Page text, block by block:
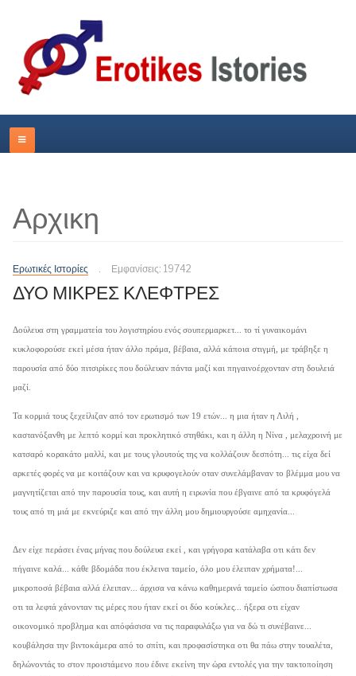
Αρχικη
Ερωτικές Ιστορίες Εμφανίσεις: 19742
ΔΥΟ ΜΙΚΡΕΣ ΚΛΕΦΤΡΕΣ
Δούλευα στη γραμματεία του λογιστηρίου ενός σουπερμαρκετ... το τί γυναικομάνι
κυκλοφορούσε εκεί μέσα ήταν άλλο πράμα, βέβαια, αλλά κάποια στιγμή, με τράβηξε η
παρουσία από δύο πιτσιρίκες που δούλευαν πάντα μαζί και πηγαινοέρχονταν στη δουλειά
μαζί.
Τα κορμιά τους ξεχείλιζαν από τον ερωτισμό των 19 ετών... η μια ήταν η Λιλή ,
καστανόξανθη με λεπτό κορμί και προκλητικό στηθάκι, και η άλλη η Νίνα , μελαχροινή με
κατσαρό κορακάτο μαλλί, και με τους γλουτούς της να κολλάζουν δεσπότη... τις είχα δεί
αρκετές φορές να με κοιτάζουν και να κρυφογελούν οταν συνελάμβαναν το βλέμμα μου να
μαγνητίζεται από την παρουσία τους, και αυτή η ειρωνία που έβγαινε από τα κρυφόγελά
τους από τη μιά με εκνεύριζε και από την άλλη μου δημιουργούσε αμηχανία...
Δεν είχε περάσει ένας μήνας που δούλευα εκεί , και γρήγορα κατάλαβα οτι κάτι δεν
πήγαινε καλά... κάθε βδομάδα που έκλεινα ταμείο, όλο μου έλειπαν χρήματα!...
μικροποσά βέβαια αλλά έλειπαν... άρχισα να κάνω καθημερινά ταμείο ώσπου διαπίστωσα
οτι τα λεφτά χάνονταν τις μέρες που ήταν εκεί οι δύο κούκλες... ήξερα οτι είχαν
οικονομικό προβλημα και απόφάσισα να τις παραφυλάξω για να δώ τι συνέβαινε...
κουβάλησα την βιντοκάμερα από το σπίτι, και προφασίστηκα οτι θα πάω στην τουαλέτα,
δηλώνοντάς το στον προιστάμενο που έδινε εκείνη την ώρα εντολές για την τακτοποίηση